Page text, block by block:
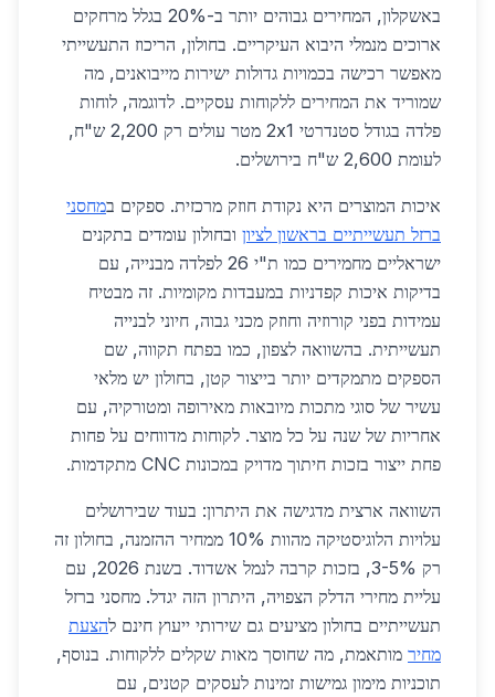
באשקלון, המחירים גבוהים יותר ב-20% בגלל מרחקים
ארוכים מנמלי היבוא העיקריים. בחולון, הריכוז התעשייתי
מאפשר רכישה בכמויות גדולות ישירות מייבואנים, מה
שמוריד את המחירים ללקוחות עסקיים. לדוגמה, לוחות
פלדה בגודל סטנדרטי 2x1 מטר עולים רק 2,200 ש"ח,
לעומת 2,600 ש"ח בירושלים.
איכות המוצרים היא נקודת חוזק מרכזית. ספקים במחסני
ברזל תעשייתיים בראשון לציון ובחולון עומדים בתקנים
ישראליים מחמירים כמו ת"י 26 לפלדה מבנייה, עם
בדיקות איכות קפדניות במעבדות מקומיות. זה מבטיח
עמידות בפני קורוזיה וחוזק מכני גבוה, חיוני לבנייה
תעשייתית. בהשוואה לצפון, כמו בפתח תקווה, שם
הספקים מתמקדים יותר בייצור קטן, בחולון יש מלאי
עשיר של סוגי מתכות מיובאות מאירופה ומטורקיה, עם
אחריות של שנה על כל מוצר. לקוחות מדווחים על פחות
פחת ייצור בזכות חיתוך מדויק במכונות CNC מתקדמות.
השוואה ארצית מדגישה את היתרון: בעוד שבירושלים
עלויות הלוגיסטיקה מהוות 10% ממחיר ההזמנה, בחולון זה
רק 3-5%, בזכות קרבה לנמל אשדוד. בשנת 2026, עם
עליית מחירי הדלק הצפויה, היתרון הזה יגדל. מחסני ברזל
תעשייתיים בחולון מציעים גם שירותי ייעוץ חינם להצעת
מחיר מותאמת, מה שחוסך מאות שקלים ללקוחות. בנוסף,
תוכניות מימון גמישות זמינות לעסקים קטנים, עם